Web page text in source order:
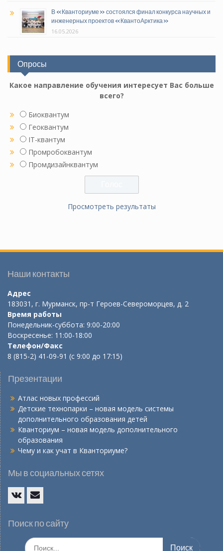
В «Кванториуме» состоялся финал конкурса научных и
инженерных проектов «КвантоАрктика»
16.05.2026
Опросы
Какое направление обучения интересует Вас больше
всего?
Биоквантум
Геоквантум
IT-квантум
Промробоквантум
Промдизайнквантум
Просмотреть результаты
Наши контакты
Адрес
183031, г. Мурманск, пр-т Героев-Североморцев, д. 2
Время работы
Понедельник-суббота: 9:00-20:00
Воскресенье: 11:00-18:00
Телефон/Факс
8 (815-2) 41-09-91 (с 9:00 до 17:15)
Презентации
Атлас новых профессий
Детские технопарки – новая модель системы
дополнительного образования детей
Кванториум – новая модель дополнительного
образования
Чему и как учат в Кванториуме?
Мы в социальных сетях
mail
Поиск по сайту
Искать: